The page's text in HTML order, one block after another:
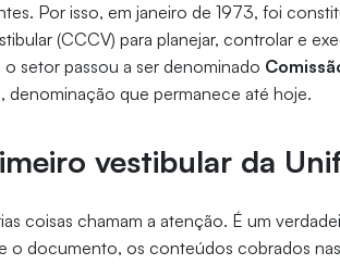
Por isso, em janeiro de 1973, foi
(CCCV) para planejar, controlar e
setor passou a ser denominado
, denominação que permanece até hoje.
vestibular da
coisas chamam a atenção. É um
o documento, os conteúdos cobrados